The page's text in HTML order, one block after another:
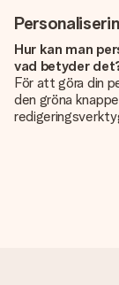
Hur kan man
vad betyder
För att göra din
den gröna
Kostar det